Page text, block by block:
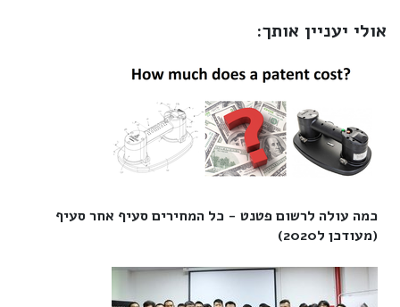
אולי יעניין אותך:
כמה עולה לרשום פטנט - כל המחירים סעיף אחר סעיף
(מעודכן ל2020)‎